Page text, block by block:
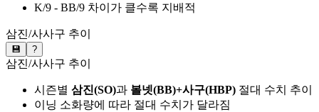
K/9 - BB/9 차이가 클수록 지배적
삼진/사사구 추이
💾 ?
삼진/사사구 추이
시즌별 삼진(SO)과 볼넷(BB)+사구(HBP) 절대 수치 추이
이닝 소화량에 따라 절대 수치가 달라짐